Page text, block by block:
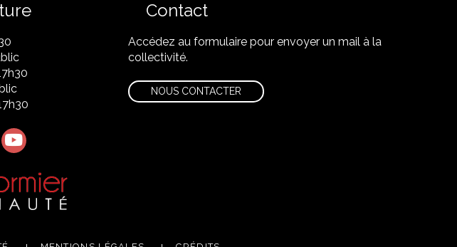
Contact
Accédez au formulaire pour envoyer un mail à la
collectivité.
NOUS CONTACTER
le compte Facebook
vers le compte Instagram
Lien vers la chaîne Youtube